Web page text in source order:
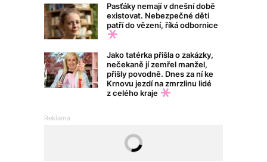
Pasťáky nemají v dnešní době
existovat. Nebezpečné děti
patří do vězení, říká odbornice
Jako tatérka přišla o zakázky,
nečekaně jí zemřel manžel,
přišly povodně. Dnes za ní ke
Krnovu jezdí na zmrzlinu lidé
z celého kraje